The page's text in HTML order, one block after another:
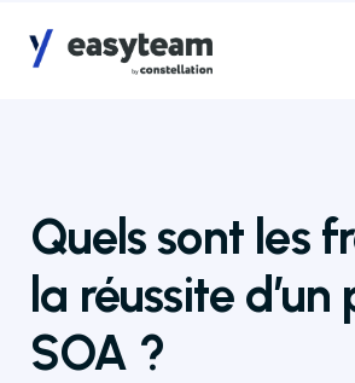
Quels sont les
la réussite
SOA ?